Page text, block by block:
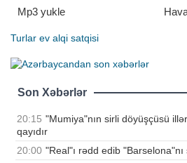
Mp3 yukle
Turlar ev alqi satqisi
Son Xəbərlər
20:15 "Mumiya"nın sirli döyüşçüsü
qayıdır
20:00 "Real"ı rədd edib